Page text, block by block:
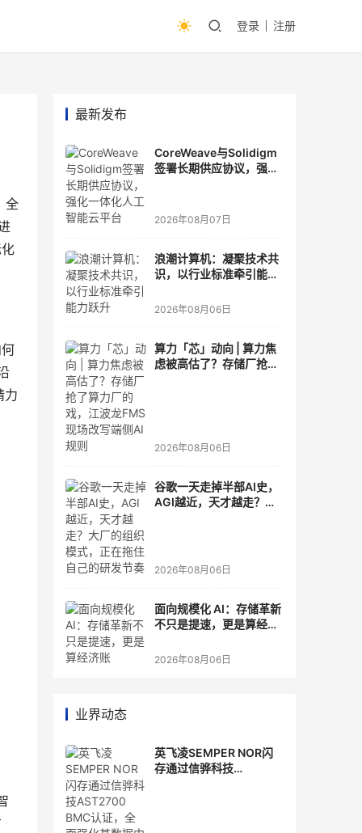
登录 注册
全
力
最新发布
CoreWeave与Solidigm
签署长期供应协议，强化
2026年08月07日
浪潮计算机：凝聚技术共
识，以行业标准牵引能力
2026年08月06日
算力「芯」动向 | 算力焦
虑被高估了？存储厂抢了
2026年08月06日
谷歌一天走掉半部AI史，
AGI越近，天才越走？大
2026年08月06日
面向规模化 AI：存储革新
不只是提速，更是算经济
2026年08月06日
业界动态
英飞凌SEMPER NOR闪
存通过信骅科技